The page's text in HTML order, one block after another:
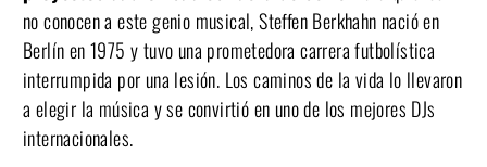
no conocen a este genio musical, Steffen Berkhahn nació en
Berlín en 1975 y tuvo una prometedora carrera futbolística
interrumpida por una lesión. Los caminos de la vida lo llevaron
a elegir la música y se convirtió en uno de los mejores DJs
internacionales.